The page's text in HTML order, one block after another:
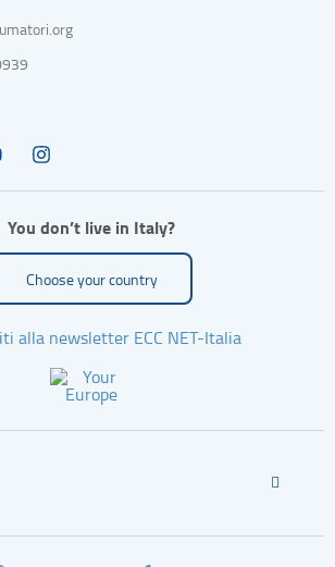
You don’t live in Italy?
Choose your country